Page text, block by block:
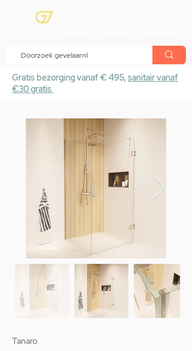
Gratis bezorging vanaf € 495,sanitair vanaf
€30 gratis
Tanaro